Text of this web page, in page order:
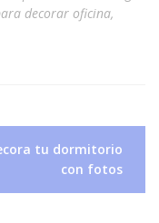
decorar oficina,
tu dormitorio
con fotos